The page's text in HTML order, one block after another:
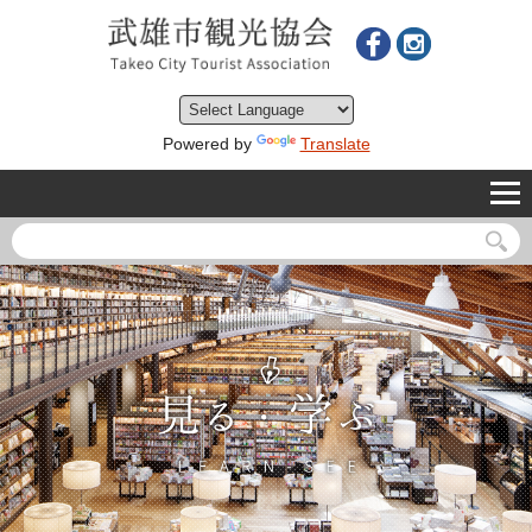
Powered by Translate